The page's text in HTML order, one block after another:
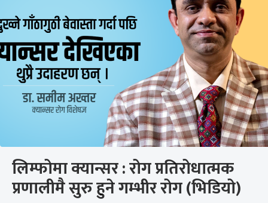
लिम्फोमा क्यान्सर : रोग प्रतिरोधात्मक
प्रणालीमै सुरु हुने गम्भीर रोग (भिडियो)